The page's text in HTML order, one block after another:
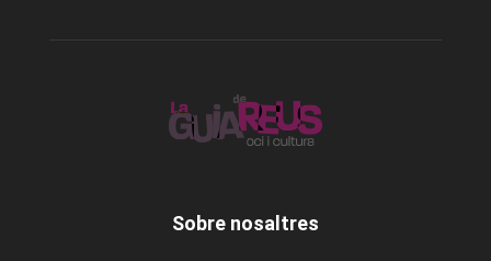
Sobre nosaltres